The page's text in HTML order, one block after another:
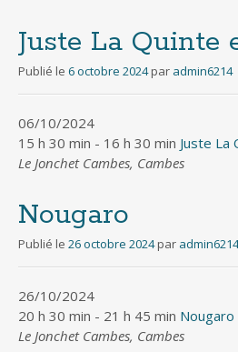
Juste La Quinte
Publié le 6 octobre 2024 par admin6214
06/10/2024
15 h 30 min - 16 h 30 min Juste La
Le Jonchet Cambes, Cambes
Nougaro
Publié le 26 octobre 2024 par admin6214
26/10/2024
20 h 30 min - 21 h 45 min Nougaro
Le Jonchet Cambes, Cambes